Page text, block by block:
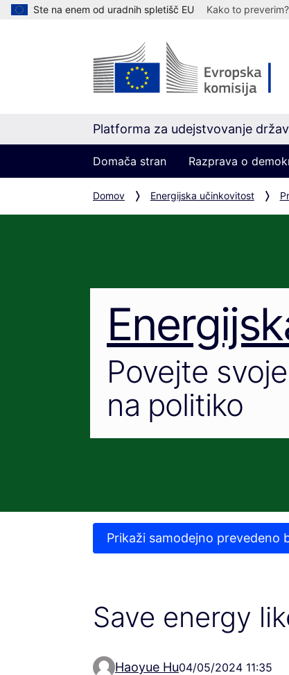
Ste na enem od uradnih spletišč EU Kako to preverim?
Platforma za udejstvovanje
Domača stran Razprava o
Domov Energijska učinkovitost
Povejte
na politiko
Prikaži samodejno prevedeno
Save energy
Haoyue Hu04/05/2024 11:35